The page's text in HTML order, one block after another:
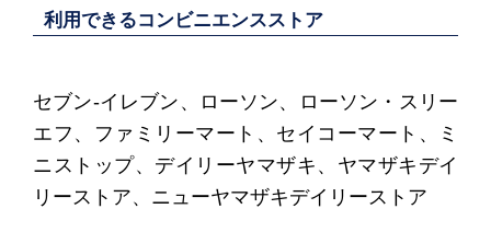
利用できるコンビニエンスストア
セブン-イレブン、ローソン、ローソン・スリー
エフ、ファミリーマート、セイコーマート、ミ
ニストップ、デイリーヤマザキ、ヤマザキデイ
リーストア、ニューヤマザキデイリーストア